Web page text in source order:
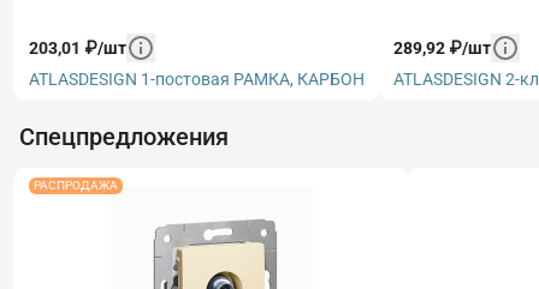
203,01 ₽/шт
ATLASDESIGN 1-постовая РАМКА, КАРБОН
289,92 ₽/шт
ATLASDESIGN
Спецпредложения
РАСПРОДАЖА